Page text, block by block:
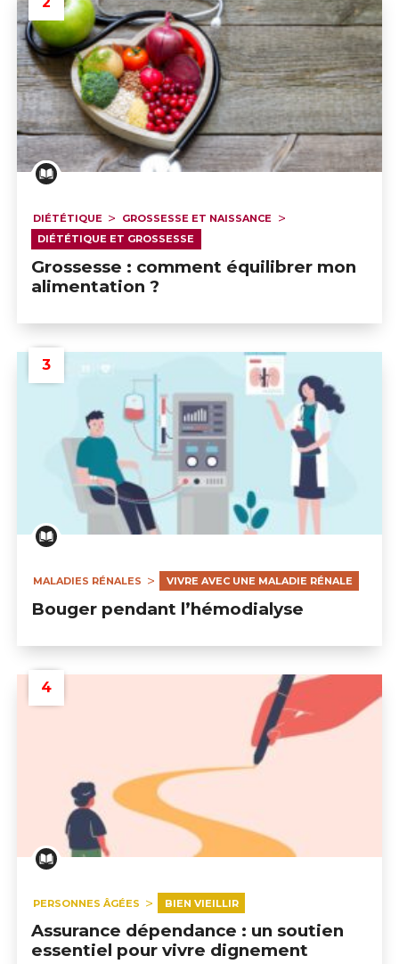
Grossesse : comment équilibrer mon alimentation ?
DIÉTÉTIQUE
GROSSESSE ET NAISSANCE
DIÉTÉTIQUE ET GROSSESSE
Grossesse : comment équilibrer mon
alimentation ?
Bouger pendant l’hémodialyse
MALADIES RÉNALES VIVRE AVEC UNE MALADIE RÉNALE
Bouger pendant l’hémodialyse
Assurance dépendance : un soutien essentiel pour
PERSONNES ÂGÉES BIEN VIEILLIR
Assurance dépendance : un soutien
essentiel pour vivre dignement